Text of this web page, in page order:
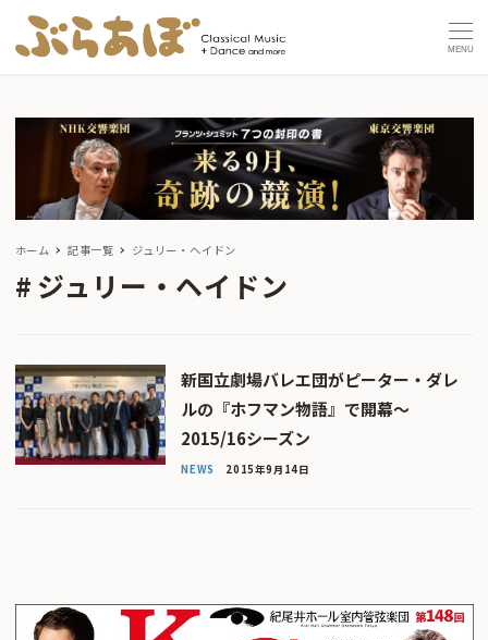
MENU
ホーム 記事一覧 ジュリー・ヘイドン
ジュリー・ヘイドン
新国立劇場バレエ団がピーター・ダレ
ルの『ホフマン物語』で開幕〜
2015/16シーズン
NEWS 2015年9月14日